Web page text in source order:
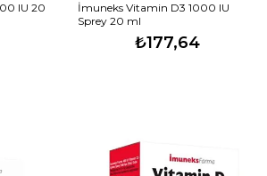
IU 20
İmuneks Vitamin D3 1000 IU
Sprey 20 ml
₺177,64